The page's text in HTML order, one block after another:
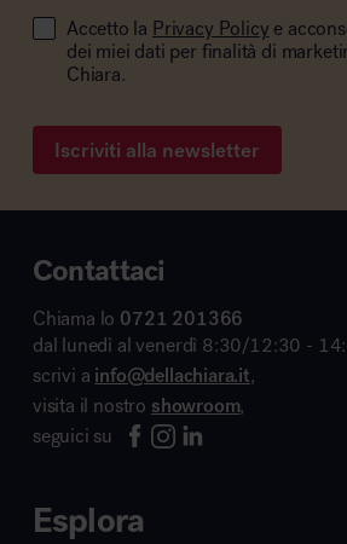
Accetto la Privacy Policy e
dei miei dati per finalità di
Chiara.
Iscriviti alla newsletter
Contattaci
Chiama lo 0721 201366
dal lunedì al venerdì 8:30/12:30 -
scrivi a info@dellachiara.it,
visita il nostro showroom,
seguici su
Esplora